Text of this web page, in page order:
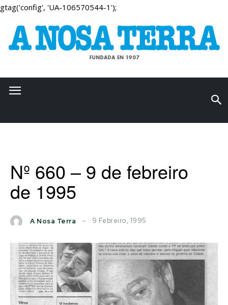
gtag('config', 'UA-106570544-1');
Nº 660 – 9 de febreiro
de 1995
A Nosa Terra 9 Febreiro, 1995